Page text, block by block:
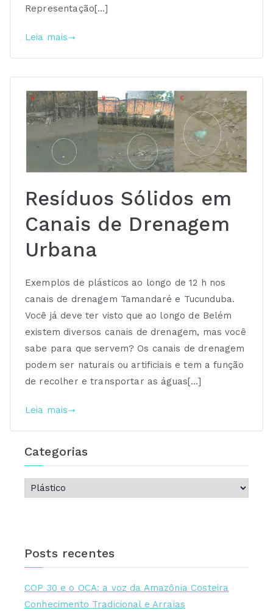
Representação[…]
Leia mais
Resíduos Sólidos em
Canais de Drenagem
Urbana
Exemplos de plásticos ao longo de 12 h nos
canais de drenagem Tamandaré e Tucunduba.
Você já deve ter visto que ao longo de Belém
existem diversos canais de drenagem, mas você
sabe para que servem? Os canais de drenagem
podem ser naturais ou artificiais e tem a função
de recolher e transportar as águas[…]
Leia mais
Categorias
g
o
r
i
Posts recentes
COP 30 e o OCA: a voz da Amazônia Costeira
Conhecimento Tradicional e Arraias